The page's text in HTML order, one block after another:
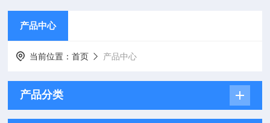
产品中心
当前位置：首页 产品中心
产品分类